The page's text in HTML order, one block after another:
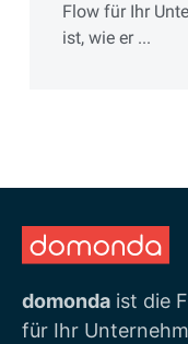
Flow für Ihr
ist, wie er ...
domonda ist die
für Ihr